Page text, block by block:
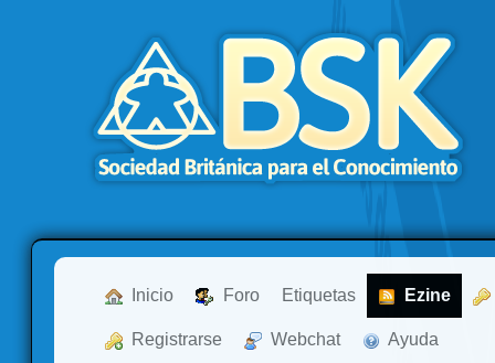
Inicio Foro Etiquetas Ezine
Registrarse Webchat Ayuda